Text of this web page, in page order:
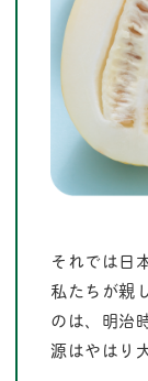
それでは日
私たちが親
のは、明治
源はやはり